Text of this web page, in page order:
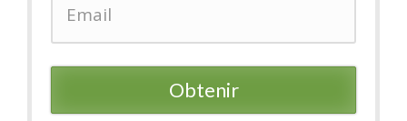
Obtenir